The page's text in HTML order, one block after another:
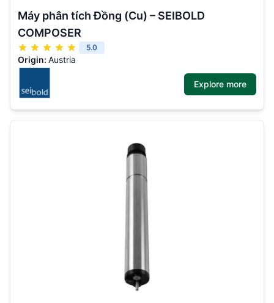
Máy phân tích Đồng (Cu) – SEIBOLD
COMPOSER
5.0
Origin: Austria
Explore more